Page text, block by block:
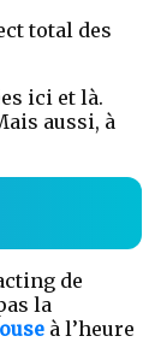
total des
ici et là.
aussi, à
de
la
à l’heure